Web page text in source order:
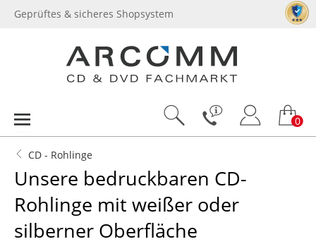
Geprüftes & sicheres Shopsystem
0
CD - Rohlinge
Unsere bedruckbaren CD-
Rohlinge mit weißer oder
silberner Oberfläche